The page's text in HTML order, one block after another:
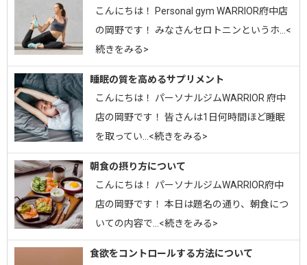
こんにちは！ Personal gym WARRIOR府中店
の岡野です！ みなさんセロトニンというホ…<
続きをみる>
睡眠の質を高めるサプリメント
こんにちは！ パーソナルジムWARRIOR 府中
店の岡野です！ 皆さんは1日何時間ほど睡眠
を取ってい…<続きをみる>
朝食の摂り方について
こんにちは！ パーソナルジムWARRIOR府中
店の岡野です！ 本日は題名の通り、朝食につ
いての内容で…<続きをみる>
食欲をコントロールする方法について